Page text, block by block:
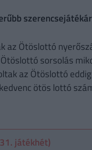
az Ötöslottó
sorsolás
az Ötöslottó
ötös lottó
játékhét)